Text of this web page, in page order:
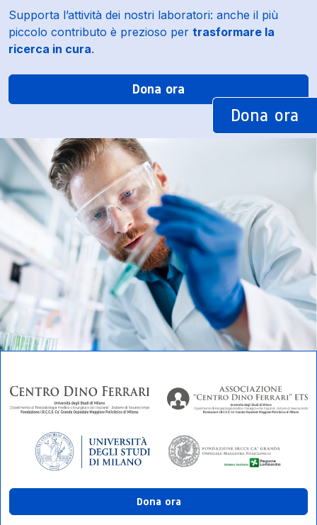
Supporta l’attività dei nostri laboratori: anche il più
piccolo contributo è prezioso per trasformare la
ricerca in cura.
Dona ora
Dona ora
Dona ora